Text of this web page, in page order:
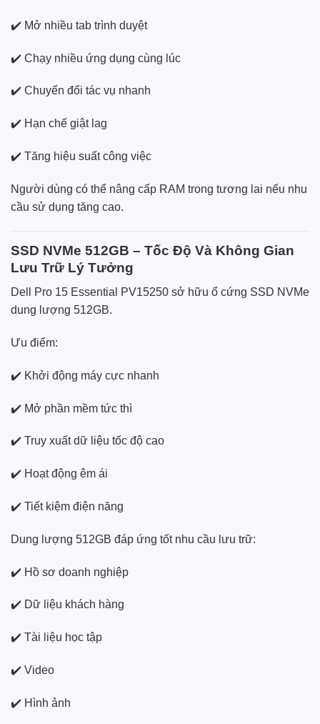
✔️ Mở nhiều tab trình duyệt
✔️ Chạy nhiều ứng dụng cùng lúc
✔️ Chuyển đổi tác vụ nhanh
✔️ Hạn chế giật lag
✔️ Tăng hiệu suất công việc
Người dùng có thể nâng cấp RAM trong tương lai nếu nhu
cầu sử dụng tăng cao.
SSD NVMe 512GB – Tốc Độ Và Không Gian
Lưu Trữ Lý Tưởng
Dell Pro 15 Essential PV15250 sở hữu ổ cứng SSD NVMe
dung lượng 512GB.
Ưu điểm:
✔️ Khởi động máy cực nhanh
✔️ Mở phần mềm tức thì
✔️ Truy xuất dữ liệu tốc độ cao
✔️ Hoạt động êm ái
✔️ Tiết kiệm điện năng
Dung lượng 512GB đáp ứng tốt nhu cầu lưu trữ:
✔️ Hồ sơ doanh nghiệp
✔️ Dữ liệu khách hàng
✔️ Tài liệu học tập
✔️ Video
✔️ Hình ảnh